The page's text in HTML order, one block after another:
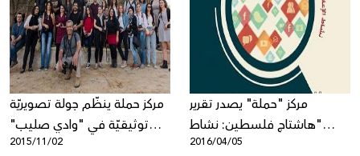
Donate
مركز حملة ينظّم جولة تصويريّة
توثيقيّة في "وادي صليب"
المهدّد
2015/11/02
مركز "حملة" يصدر تقرير
"هاشتاج فلسطين: نشاط
الإعلام الاجتماعي الفلسطيني
2016/04/05